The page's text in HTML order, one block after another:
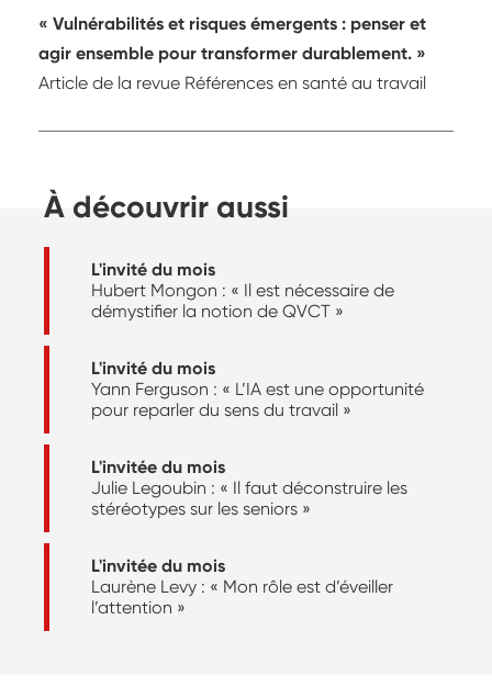
Vulnérabilités et risques émergents : penser et
agir ensemble pour transformer durablement.
Article de la revue Références en santé au travail
À découvrir aussi
L'invité du mois
Hubert Mongon : « Il est nécessaire de
démystifier la notion de QVCT »
L'invité du mois
Yann Ferguson : « L’IA est une opportunité
pour reparler du sens du travail »
L'invitée du mois
Julie Legoubin : « Il faut déconstruire les
stéréotypes sur les seniors »
L'invitée du mois
Laurène Levy : « Mon rôle est d’éveiller
l’attention »